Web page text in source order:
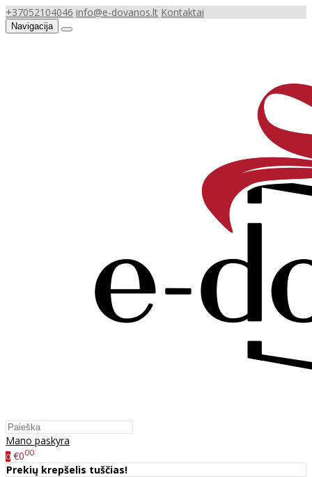
+37052104046 info@e-dovanos.lt Kontaktai
Navigacija
Mano paskyra
0 €000
Prekių krepšelis tuščias!